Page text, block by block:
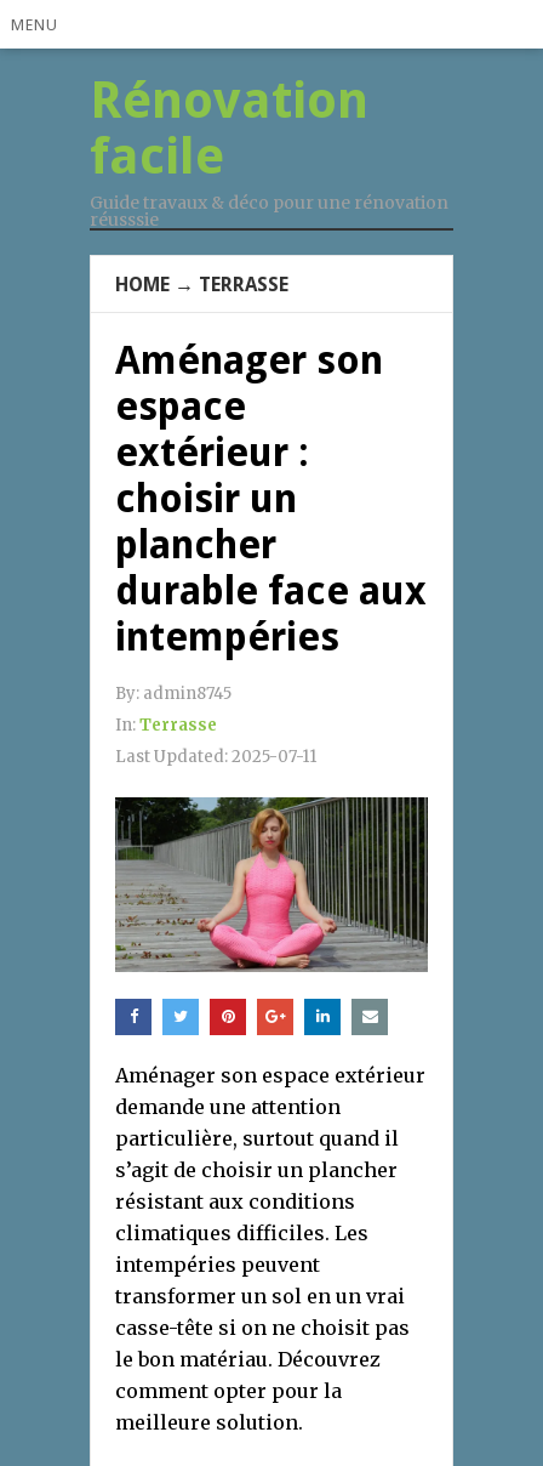
MENU
Rénovation
facile
Guide travaux & déco pour une rénovation
réusssie
HOME → TERRASSE
Aménager son
espace
extérieur :
choisir un
plancher
durable face aux
intempéries
By: admin8745
In:Terrasse
Last Updated:2025-07-11
Aménager son espace extérieur
demande une attention
particulière, surtout quand il
s’agit de choisir un plancher
résistant aux conditions
climatiques difficiles. Les
intempéries peuvent
transformer un sol en un vrai
casse-tête si on ne choisit pas
le bon matériau. Découvrez
comment opter pour la
meilleure solution.